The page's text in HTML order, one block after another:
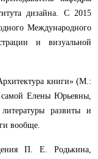
дизайна. С 2015
Международного
и визуальной
книги» (М.:
самой Елены Юрьевны,
развиты и
вообще.
П. Е. Родькина,